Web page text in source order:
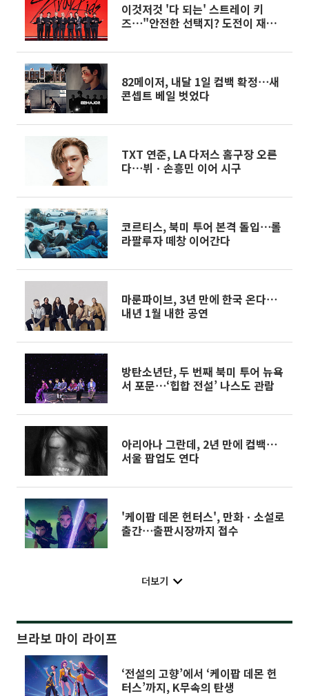
이것저것 '다 되는' 스트레이 키
즈⋯"안전한 선택지? 도전이 재밌
82메이저, 내달 1일 컴백 확정⋯새
콘셉트 베일 벗었다
TXT 연준, LA 다저스 홈구장 오른
다⋯뷔ㆍ손흥민 이어 시구
코르티스, 북미 투어 본격 돌입⋯롤
라팔루자 떼창 이어간다
마룬파이브, 3년 만에 한국 온다⋯
내년 1월 내한 공연
방탄소년단, 두 번째 북미 투어 뉴욕
서 포문⋯‘힙합 전설’ 나스도 관람
아리아나 그란데, 2년 만에 컴백⋯
서울 팝업도 연다
'케이팝 데몬 헌터스', 만화ㆍ소설로
출간⋯출판시장까지 접수
더보기
브라보 마이 라이프
‘전설의 고향’에서 ‘케이팝 데몬 헌
터스’까지, K무속의 탄생